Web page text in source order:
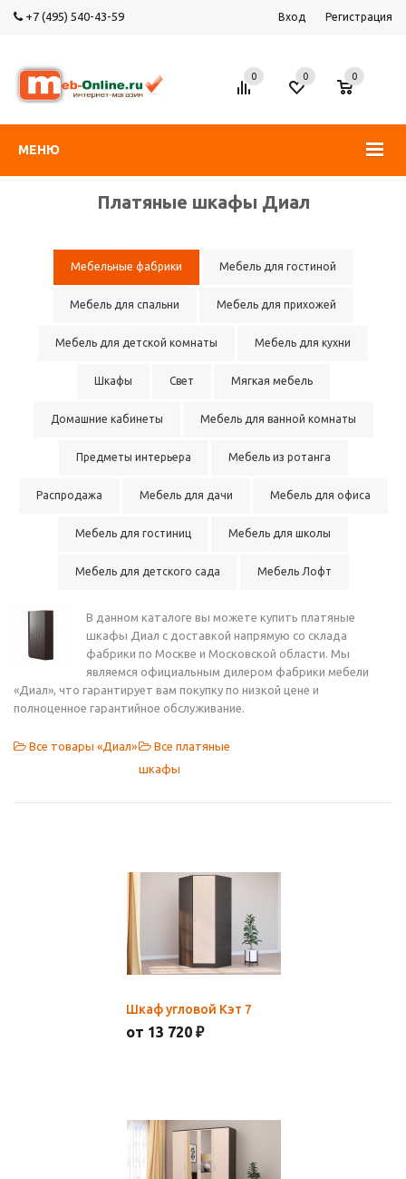
+7 (495) 540-43-59 Вход Регистрация
МЕНЮ
0 0
0
Платяные шкафы Диал
Мебельные фабрики Мебель для гостиной
Мебель для спальни Мебель для прихожей
Мебель для детской комнаты Мебель для кухни
Шкафы Свет Мягкая мебель
Домашние кабинеты Мебель для ванной комнаты
Предметы интерьера Мебель из ротанга
Распродажа Мебель для дачи Мебель для офиса
Мебель для гостиниц Мебель для школы
Мебель для детского сада Мебель Лофт
В данном каталоге вы можете купить платяные
шкафы Диал с доставкой напрямую со склада
фабрики по Москве и Московской области. Мы
являемся официальным дилером фабрики мебели
«Диал», что гарантирует вам покупку по низкой цене и
полноценное гарантийное обслуживание.
Все товары «Диал»
Все платяные
шкафы
Шкаф угловой Кэт 7
от 13 720 ₽